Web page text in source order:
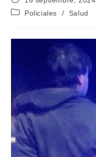
Policiales
/ Salud